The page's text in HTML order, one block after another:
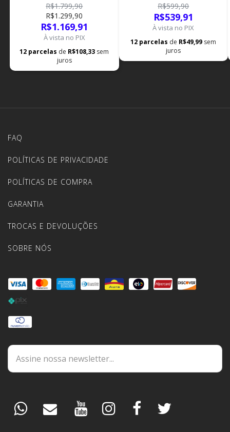
R$1.799,90
R$1.299,90
R$1.169,91
À vista no PIX
12 parcelas de R$108,33 sem
juros
R$599,90
R$539,91
À vista no PIX
12 parcelas de R$49,99 sem
juros
FAQ
POLÍTICAS DE PRIVACIDADE
POLÍTICAS DE COMPRA
GARANTIA
TROCAS E DEVOLUÇÕES
SOBRE NÓS
DÚVIDAS